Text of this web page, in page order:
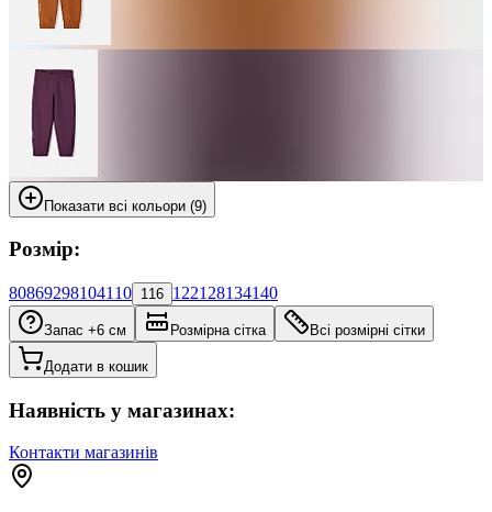
Показати всі кольори (9)
Розмір:
80869298104110 116 122128134140
Запас +6 см Розмірна сітка Всі розмірні сітки
Додати в кошик
Наявність у магазинах:
Контакти магазинів